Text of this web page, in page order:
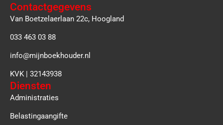
Contactgegevens
Van Boetzelaerlaan 22c, Hoogland
033 463 03 88
info@mijnboekhouder.nl
KVK | 32143938
Diensten
Administraties
Belastingaangifte